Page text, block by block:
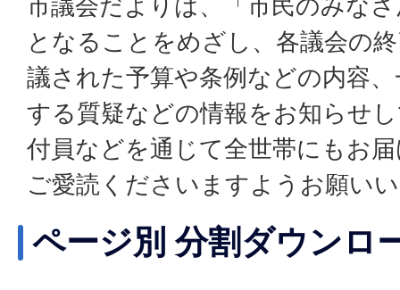
市議会だよりは、「市民のみな
となることをめざし、各議会の
議された予算や条例などの内容
する質疑などの情報をお知らせ
付員などを通じて全世帯にもお
ご愛読くださいますようお願い
ページ別 分割ダウンロ